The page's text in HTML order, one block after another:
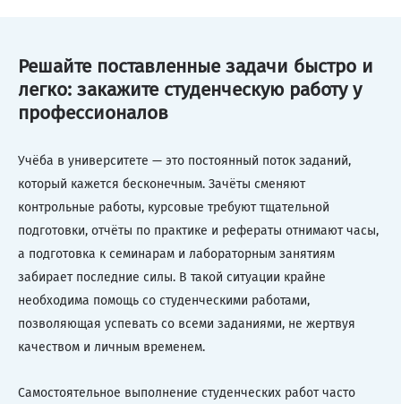
Решайте поставленные задачи быстро и
легко: закажите студенческую работу у
профессионалов
Учёба в университете — это постоянный поток заданий,
который кажется бесконечным. Зачёты сменяют
контрольные работы, курсовые требуют тщательной
подготовки, отчёты по практике и рефераты отнимают часы,
а подготовка к семинарам и лабораторным занятиям
забирает последние силы. В такой ситуации крайне
необходима помощь со студенческими работами,
позволяющая успевать со всеми заданиями, не жертвуя
качеством и личным временем.
Самостоятельное выполнение студенческих работ часто